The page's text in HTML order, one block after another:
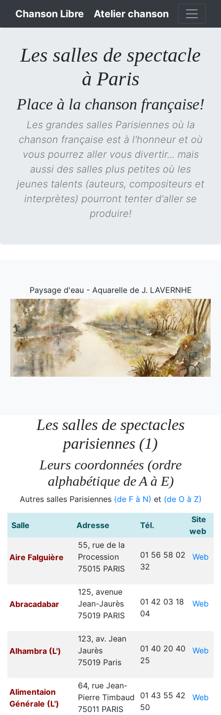
Chanson Libre Atelier chanson
Les salles de spectacle
à Paris
Place à la chanson française!
Les grandes salles Parisiennes où la
chanson française est à l'honneur et où
vous pourrez aller vous divertir... mais
aussi des salles plus petites où les
jeunes talents (auteurs, compositeurs et
interprètes) pourront tenter d'aller se
produire!
Paysage d'eau - Aquarelle de J. LAVERNHE
Les salles de spectacles
parisiennes (1)
Leurs coordonnées (ordre
alphabétique de A à E)
Autres salles Parisiennes (de F à N) et (de O à Z)
Salle Adresse Tél.
Site
web
Aire Falguière
55, rue de la
Procession
75015 PARIS
01 56 58 02
32
Web
Abracadabar
125, avenue
Jean-Jaurès
75019 PARIS
01 42 03 18
04
Web
Alhambra (L')
123, av. Jean
Jaurès
75019 Paris
01 40 20 40
25
Web
Alimentaion
Générale (L')
64, rue Jean-
Pierre Timbaud
75011 PARIS
01 43 55 42
50
Web